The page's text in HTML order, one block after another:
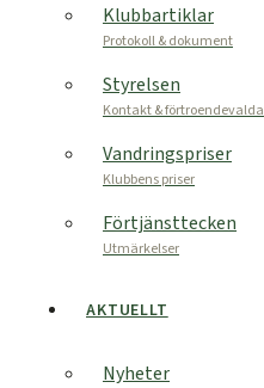
Klubbartiklar
Protokoll & dokument
Styrelsen
Kontakt & förtroendevalda
Vandringspriser
Klubbens priser
Förtjänsttecken
Utmärkelser
AKTUELLT
Nyheter